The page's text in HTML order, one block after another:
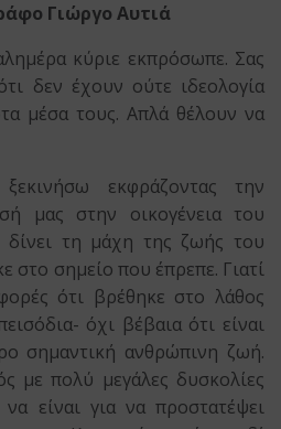
Γιώργο Αυτιά
κύριε εκπρόσωπε. Σας
δεν έχουν ούτε ιδεολογία
μέσα τους. Απλά θέλουν να
εκφράζοντας την
μας στην οικογένεια του
τη μάχη της ζωής του
στο σημείο που έπρεπε. Γιατί
ότι βρέθηκε στο λάθος
όχι βέβαια ότι είναι
σημαντική ανθρώπινη ζωή.
με πολύ μεγάλες δυσκολίες
είναι για να προστατέψει